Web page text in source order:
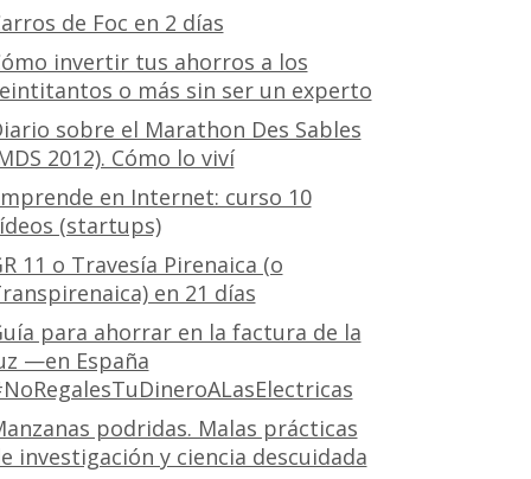
de Foc en 2 días
invertir tus ahorros a los
o más sin ser un experto
sobre el Marathon Des Sables
2012). Cómo lo viví
en Internet: curso 10
(startups)
11 o Travesía Pirenaica (o
en 21 días
para ahorrar en la factura de la
—en España
podridas. Malas prácticas
investigación y ciencia descuidada